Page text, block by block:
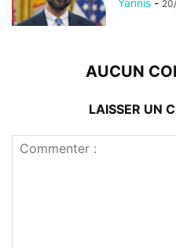
Yannis -
AUCUN
LAISSER UN